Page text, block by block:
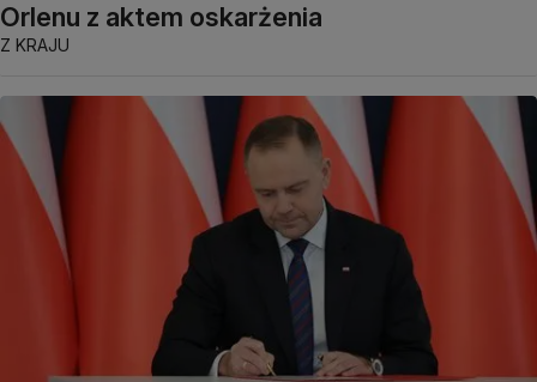
Orlenu z aktem oskarżenia
Z KRAJU